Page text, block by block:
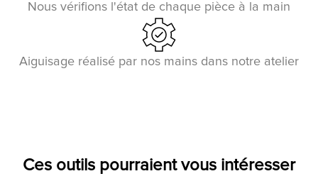
Nous vérifions l'état de chaque pièce à la main
Aiguisage réalisé par nos mains dans notre atelier
Ces outils pourraient vous intéresser